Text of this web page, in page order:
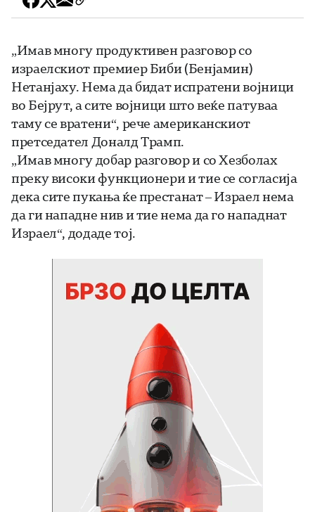
„Имав многу продуктивен разговор со
израелскиот премиер Биби (Бенјамин)
Нетанјаху. Нема да бидат испратени војници
во Бејрут, а сите војници што веќе патуваа
таму се вратени“, рече американскиот
претседател Доналд Трамп.
„Имав многу добар разговор и со Хезболах
преку високи функционери и тие се согласија
дека сите пукања ќе престанат – Израел нема
да ги нападне нив и тие нема да го нападнат
Израел“, додаде тој.